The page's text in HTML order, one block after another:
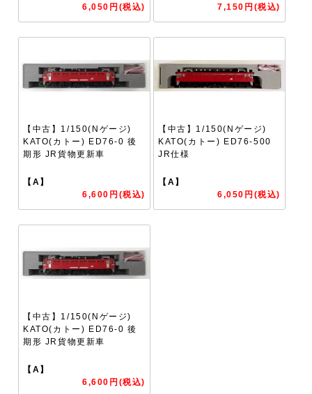
6,050円(税込)
7,150円(税込)
【中古】1/150(Nゲージ)
KATO(カトー) ED76-0 後
期形 JR貨物更新車
【A】
6,600円(税込)
【中古】1/150(Nゲージ)
KATO(カトー) ED76-500
JR仕様
【A】
6,050円(税込)
【中古】1/150(Nゲージ)
KATO(カトー) ED76-0 後
期形 JR貨物更新車
【A】
6,600円(税込)